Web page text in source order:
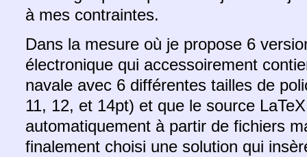
à mes contraintes.
Dans la mesure où je propose 6
électronique qui accessoirement
navale avec 6 différentes tailles de
11, 12, et 14pt) et que le source
automatiquement à partir de fichiers
finalement choisi une solution qui